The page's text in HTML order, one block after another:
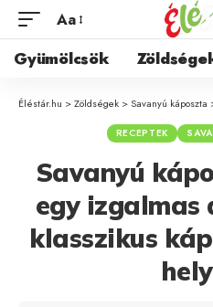
Aa
Gyümölcsök
Éléstár.hu >Zöldségek > Savanyú káposzta
RECEPTEK
Savanyú
egy
klasszikus